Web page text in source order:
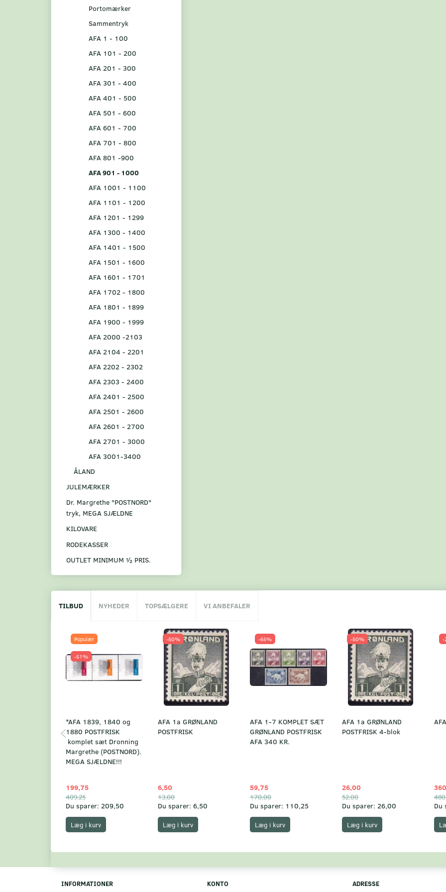
Portomærker
Sammentryk
AFA 1 - 100
AFA 101 - 200
AFA 201 - 300
AFA 301 - 400
AFA 401 - 500
AFA 501 - 600
AFA 601 - 700
AFA 701 - 800
AFA 801 -900
AFA 901 - 1000
AFA 1001 - 1100
AFA 1101 - 1200
AFA 1201 - 1299
AFA 1300 - 1400
AFA 1401 - 1500
AFA 1501 - 1600
AFA 1601 - 1701
AFA 1702 - 1800
AFA 1801 - 1899
AFA 1900 - 1999
AFA 2000 -2103
AFA 2104 - 2201
AFA 2202 - 2302
AFA 2303 - 2400
AFA 2401 - 2500
AFA 2501 - 2600
AFA 2601 - 2700
AFA 2701 - 3000
AFA 3001-3400
ÅLAND
JULEMÆRKER
Dr. Margrethe "POSTNORD"
tryk, MEGA SJÆLDNE
KILOVARE
RODEKASSER
OUTLET MINIMUM ½ PRIS.
TILBUD NYHEDER TOPSÆLGERE VI ANBEFALER
Populær
-51%
*AFA 1839, 1840 og
1880 POSTFRISK
komplet sæt Dronning
Margrethe (POSTNORD).
MEGA SJÆLDNE!!!
199,75
409,25
Du sparer: 209,50
Læg i kurv
-50%
AFA 1a GRØNLAND
POSTFRISK
6,50
13,00
Du sparer: 6,50
Læg i kurv
-65%
AFA 1-7 KOMPLET SÆT
GRØNLAND POSTFRISK
AFA 340 KR.
59,75
170,00
Du sparer: 110,25
Læg i kurv
-50%
AFA 1a GRØNLAND
POSTFRISK 4-blok
26,00
52,00
Du sparer: 26,00
Læg i kurv
-
Du
INFORMATIONER KONTO ADRESSE